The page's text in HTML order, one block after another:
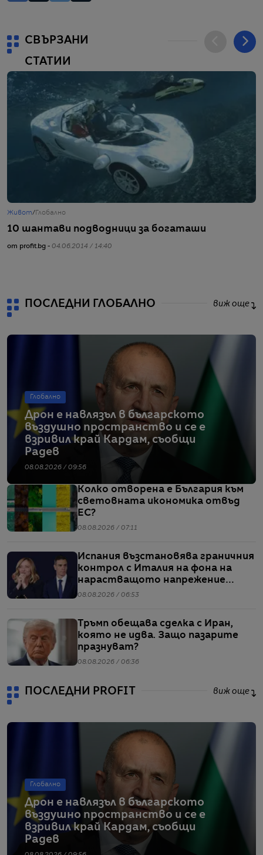
СВЪРЗАНИ
СТАТИИ
Живот/ Глобално
10 шантави подводници за богаташи
от profit.bg - 04.06.2014 / 14:40
ПОСЛЕДНИ ГЛОБАЛНО виж още
Глобално
Дрон е навлязъл в българското
въздушно пространство и се е
взривил край Кардам, съобщи
Радев
08.08.2026 / 09:56
Колко отворена е България към
световната икономика отвъд
ЕС?
08.08.2026 / 07:11
Испания възстановява граничния
контрол с Италия на фона на
нарастващото напрежение
заради мигрантите
08.08.2026 / 06:53
Тръмп обещава сделка с Иран,
която не идва. Защо пазарите
празнуват?
08.08.2026 / 06:36
ПОСЛЕДНИ PROFIT виж още
Глобално
Дрон е навлязъл в българското
въздушно пространство и се е
взривил край Кардам, съобщи
Радев